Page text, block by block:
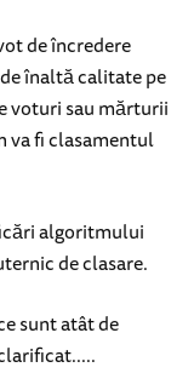
de încredere
înaltă calitate pe
voturi sau mărturii
va fi clasamentul
algoritmului
de clasare.
sunt atât de